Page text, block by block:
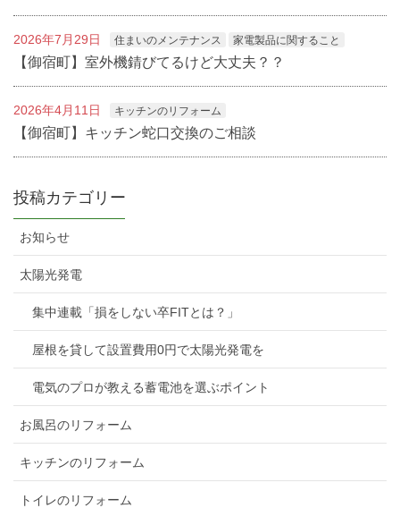
2026年7月29日 住まいのメンテナンス 家電製品に関すること
【御宿町】室外機錆びてるけど大丈夫？？
2026年4月11日 キッチンのリフォーム
【御宿町】キッチン蛇口交換のご相談
投稿カテゴリー
お知らせ
太陽光発電
集中連載「損をしない卒FITとは？」
屋根を貸して設置費用0円で太陽光発電を
電気のプロが教える蓄電池を選ぶポイント
お風呂のリフォーム
キッチンのリフォーム
トイレのリフォーム